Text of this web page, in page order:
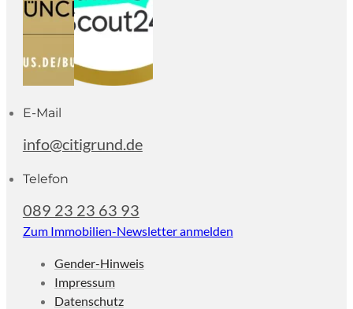
E-Mail
info@citigrund.de
Telefon
089 23 23 63 93
Zum Immobilien-Newsletter anmelden
Gender-Hinweis
Impressum
Datenschutz